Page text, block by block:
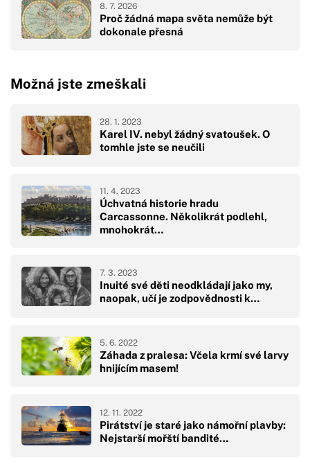
Proč žádná mapa světa nemůže být
dokonale přesná
8. 7. 2026
Možná jste zmeškali
Karel IV. nebyl žádný svatoušek. O
tomhle jste se neučili
28. 1. 2023
Úchvatná historie hradu
Carcassonne. Několikrát podlehl,
mnohokrát…
11. 4. 2023
Inuité své děti neodkládají jako my,
naopak, učí je zodpovědnosti k…
7. 3. 2023
Záhada z pralesa: Včela krmí své larvy
hnijícím masem!
5. 6. 2022
Pirátství je staré jako námořní plavby:
Nejstarší mořští bandité…
12. 11. 2022